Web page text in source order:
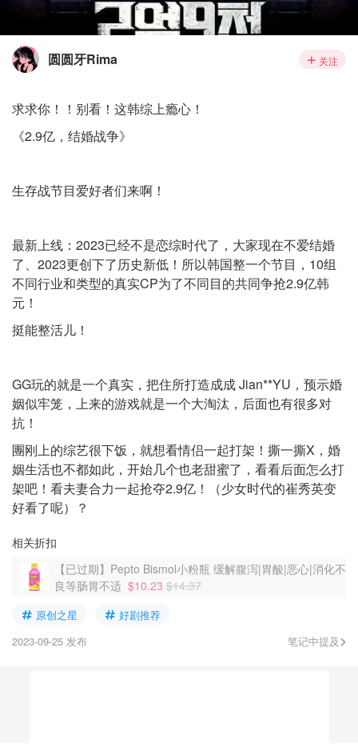
圆圆牙Rima 关注
求求你！！别看！这韩综上瘾心！
《2.9亿，结婚战争》
生存战节目爱好者们来啊！
最新上线：2023已经不是恋综时代了，大家现在不爱结婚
了、2023更创下了历史新低！所以韩国整一个节目，10组
不同行业和类型的真实CP为了不同目的共同争抢2.9亿韩
元！
挺能整活儿！
GG玩的就是一个真实，把住所打造成成 Jian**YU，预示婚
姻似牢笼，上来的游戏就是一个大淘汰，后面也有很多对
抗！
團刚上的综艺很下饭，就想看情侣一起打架！撕一撕X，婚
姻生活也不都如此，开始几个也老甜蜜了，看看后面怎么打
架吧！看夫妻合力一起抢夺2.9亿！（少女时代的崔秀英变
好看了呢）？
相关折扣
【已过期】Pepto Bismol小粉瓶 缓解腹泻|胃酸|恶心|消化不
良等肠胃不适 $10.23 $14.37
原创之星
好剧推荐
2023-09-25 发布
笔记中提及